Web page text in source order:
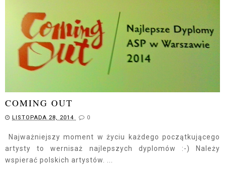
COMING OUT
LISTOPADA 28, 2014 0
Najważniejszy moment w życiu każdego początkującego
artysty to wernisaż najlepszych dyplomów :-) Należy
wspierać polskich artystów. ...